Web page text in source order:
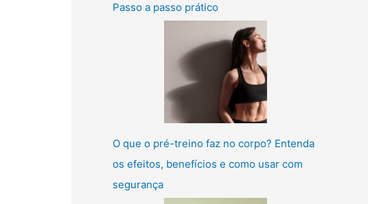
Passo a passo prático
O que o pré-treino faz no corpo? Entenda
os efeitos, benefícios e como usar com
segurança